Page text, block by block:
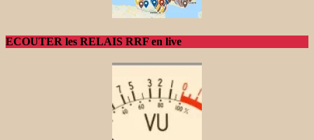
ECOUTER les RELAIS RRF en live